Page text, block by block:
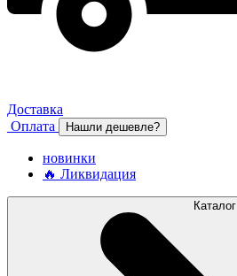
Доставка
Оплата
Нашли дешевле?
новинки
🔥 Ликвидация
Каталог